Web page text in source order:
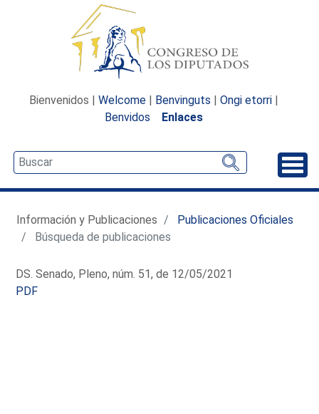
Bienvenidos | Welcome | Benvinguts | Ongi etorri |
Benvidos
Enlaces
Información y Publicaciones
Publicaciones Oficiales
Búsqueda de publicaciones
DS. Senado, Pleno, núm. 51, de 12/05/2021
PDF